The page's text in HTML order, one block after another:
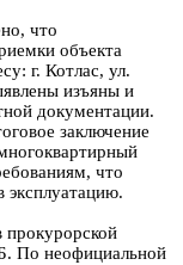
что
объекта
г. Котлас, ул.
изъяны и
документации.
заключение
что
эксплуатацию.
прокурорской
По неофициальной